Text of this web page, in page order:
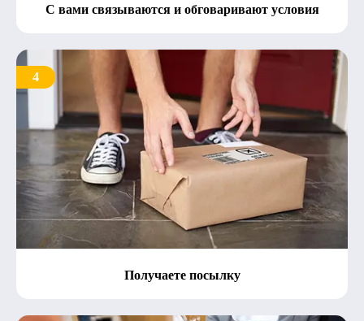
С вами связываются и обговаривают условия
4
Получаете посылку